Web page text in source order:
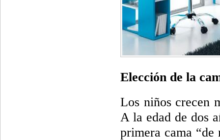
Elección de la
Los niños crecen
A la edad de dos
primera cama “de